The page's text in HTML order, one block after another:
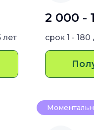
лет
2 000 -
срок 1 - 180